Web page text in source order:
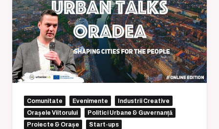
Comunitate Evenimente
Industrii Creative
Orașele Viitorului
Politici Urbane & Guvernanță
Proiecte & Orașe
Start-ups